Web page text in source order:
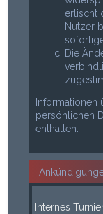
erlischt
Nutzer
Die
Informationen
persönlichen
enthalten.
Internes